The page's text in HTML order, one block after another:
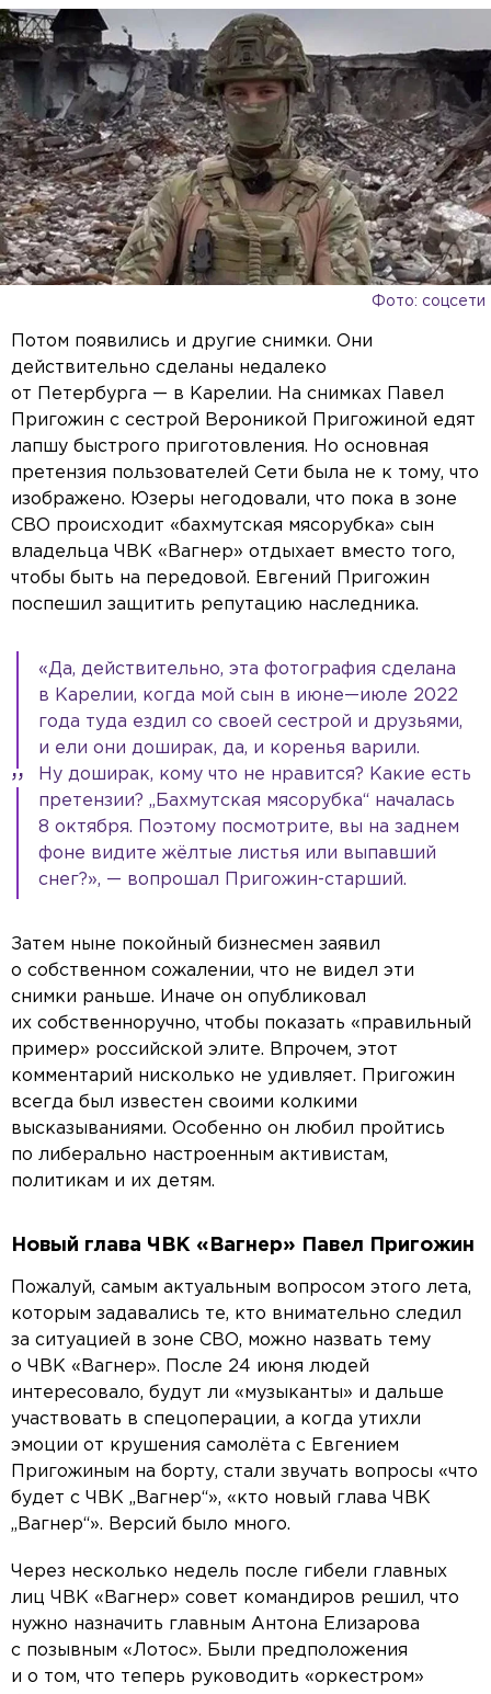
Фото: соцсети
Потом появились и другие снимки. Они
действительно сделаны недалеко
от Петербурга — в Карелии. На снимках Павел
Пригожин с сестрой Вероникой Пригожиной едят
лапшу быстрого приготовления. Но основная
претензия пользователей Сети была не к тому, что
изображено. Юзеры негодовали, что пока в зоне
СВО происходит «бахмутская мясорубка» сын
владельца ЧВК «Вагнер» отдыхает вместо того,
чтобы быть на передовой. Евгений Пригожин
поспешил защитить репутацию наследника.
«Да, действительно, эта фотография сделана
в Карелии, когда мой сын в июне—июле 2022
года туда ездил со своей сестрой и друзьями,
и ели они доширак, да, и коренья варили.
Ну доширак, кому что не нравится? Какие есть
претензии? „Бахмутская мясорубка“ началась
8 октября. Поэтому посмотрите, вы на заднем
фоне видите жёлтые листья или выпавший
снег?», — вопрошал Пригожин-старший.
Затем ныне покойный бизнесмен заявил
о собственном сожалении, что не видел эти
снимки раньше. Иначе он опубликовал
их собственноручно, чтобы показать «правильный
пример» российской элите. Впрочем, этот
комментарий нисколько не удивляет. Пригожин
всегда был известен своими колкими
высказываниями. Особенно он любил пройтись
по либерально настроенным активистам,
политикам и их детям.
Новый глава ЧВК «Вагнер» Павел Пригожин
Пожалуй, самым актуальным вопросом этого лета,
которым задавались те, кто внимательно следил
за ситуацией в зоне СВО, можно назвать тему
о ЧВК «Вагнер». После 24 июня людей
интересовало, будут ли «музыканты» и дальше
участвовать в спецоперации, а когда утихли
эмоции от крушения самолёта с Евгением
Пригожиным на борту, стали звучать вопросы «что
будет с ЧВК „Вагнер“», «кто новый глава ЧВК
„Вагнер“». Версий было много.
Через несколько недель после гибели главных
лиц ЧВК «Вагнер» совет командиров решил, что
нужно назначить главным Антона Елизарова
с позывным «Лотос». Были предположения
и о том, что теперь руководить «оркестром»